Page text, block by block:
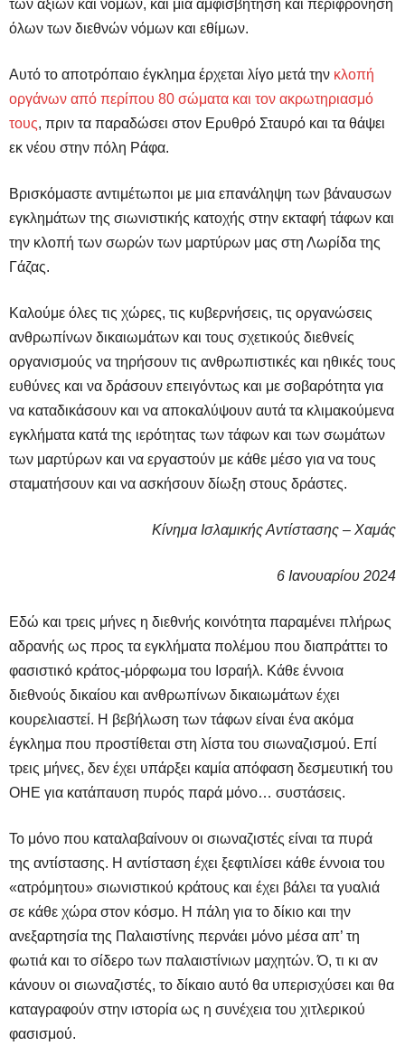
των αξιών και νόμων, και μια αμφισβήτηση και περιφρόνηση
όλων των διεθνών νόμων και εθίμων.
Αυτό το αποτρόπαιο έγκλημα έρχεται λίγο μετά την κλοπή
οργάνων από περίπου 80 σώματα και τον ακρωτηριασμό
τους, πριν τα παραδώσει στον Ερυθρό Σταυρό και τα θάψει
εκ νέου στην πόλη Ράφα.
Βρισκόμαστε αντιμέτωποι με μια επανάληψη των βάναυσων
εγκλημάτων της σιωνιστικής κατοχής στην εκταφή τάφων και
την κλοπή των σωρών των μαρτύρων μας στη Λωρίδα της
Γάζας.
Καλούμε όλες τις χώρες, τις κυβερνήσεις, τις οργανώσεις
ανθρωπίνων δικαιωμάτων και τους σχετικούς διεθνείς
οργανισμούς να τηρήσουν τις ανθρωπιστικές και ηθικές τους
ευθύνες και να δράσουν επειγόντως και με σοβαρότητα για
να καταδικάσουν και να αποκαλύψουν αυτά τα κλιμακούμενα
εγκλήματα κατά της ιερότητας των τάφων και των σωμάτων
των μαρτύρων και να εργαστούν με κάθε μέσο για να τους
σταματήσουν και να ασκήσουν δίωξη στους δράστες.
Κίνημα Ισλαμικής Αντίστασης – Χαμάς
6 Ιανουαρίου 2024
Εδώ και τρεις μήνες η διεθνής κοινότητα παραμένει πλήρως
αδρανής ως προς τα εγκλήματα πολέμου που διαπράττει το
φασιστικό κράτος-μόρφωμα του Ισραήλ. Κάθε έννοια
διεθνούς δικαίου και ανθρωπίνων δικαιωμάτων έχει
κουρελιαστεί. Η βεβήλωση των τάφων είναι ένα ακόμα
έγκλημα που προστίθεται στη λίστα του σιωναζισμού. Επί
τρεις μήνες, δεν έχει υπάρξει καμία απόφαση δεσμευτική του
ΟΗΕ για κατάπαυση πυρός παρά μόνο… συστάσεις.
Το μόνο που καταλαβαίνουν οι σιωναζιστές είναι τα πυρά
της αντίστασης. Η αντίσταση έχει ξεφτιλίσει κάθε έννοια του
«ατρόμητου» σιωνιστικού κράτους και έχει βάλει τα γυαλιά
σε κάθε χώρα στον κόσμο. Η πάλη για το δίκιο και την
ανεξαρτησία της Παλαιστίνης περνάει μόνο μέσα απ’ τη
φωτιά και το σίδερο των παλαιστίνιων μαχητών. Ό, τι κι αν
κάνουν οι σιωναζιστές, το δίκαιο αυτό θα υπερισχύσει και θα
καταγραφούν στην ιστορία ως η συνέχεια του χιτλερικού
φασισμού.